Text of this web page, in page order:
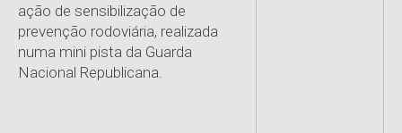
ação de sensibilização de
prevenção rodoviária, realizada
numa mini pista da Guarda
Nacional Republicana.